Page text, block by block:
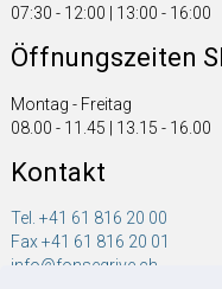
07:30 - 12:00 | 13:00 - 16:00
Öffnungszeiten
Montag - Freitag
08.00 - 11.45 | 13.15 - 16.00
Kontakt
Tel. +41 61 816 20 00
Fax +41 61 816 20 01
info@fonsegrive.ch